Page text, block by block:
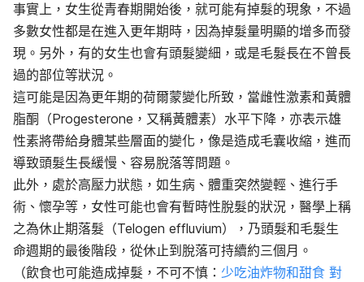
事實上，女生從青春期開始後，就可能有掉髮的現象，不過
多數女性都是在進入更年期時，因為掉髮量明顯的增多而發
現。另外，有的女生也會有頭髮變細，或是毛髮長在不曾長
過的部位等狀況。
這可能是因為更年期的荷爾蒙變化所致，當雌性激素和黃體
脂酮（Progesterone，又稱黃體素） 水平下降，亦表示雄
性素將帶給身體某些層面的變化，像是造成毛囊收縮，進而
導致頭髮生長緩慢、容易脫落等問題。
此外，處於高壓力狀態，如生病、體重突然變輕、進行手
術、懷孕等，女性可能也會有暫時性脫髮的狀況，醫學上稱
之為休止期落髮（Telogen effluvium），乃頭髮和毛髮生
命週期的最後階段，從休止到脫落可持續約三個月。
（飲食也可能造成掉髮，不可不慎： 少吃油炸物和甜食 對